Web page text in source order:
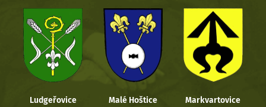
Ludgeřovice Malé Hoštice Markvartovice